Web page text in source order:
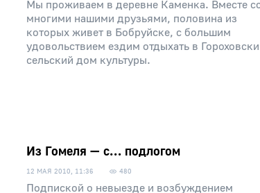
Мы проживаем в деревне Каменка. Вместе
многими нашими друзьями, половина из
которых живет в Бобруйске, с большим
удовольствием ездим отдыхать в
сельский дом культуры.
Из Гомеля — с… подлогом
12 МАЯ 2010, 11:36 480
Подпиской о невыезде и возбуждением